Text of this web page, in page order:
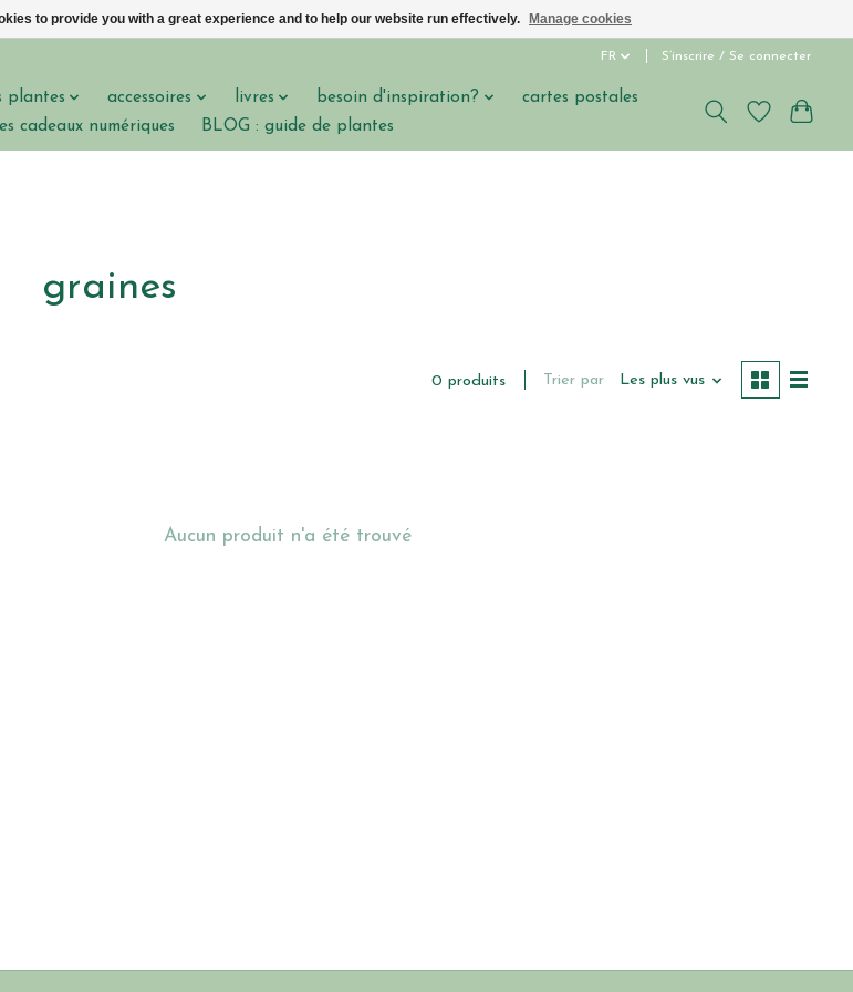
FR S’inscrire / Se connecter
plantes accessoires livres besoin d'inspiration?
cartes postales
cadeaux numériques
BLOG : guide de plantes
graines
0 produits Trier par Les plus vus
Aucun produit n'a été trouvé
to provide you with a great experience and to help our website run effectively. Manage cookies